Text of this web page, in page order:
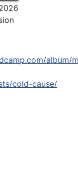
album/
cold-cause/